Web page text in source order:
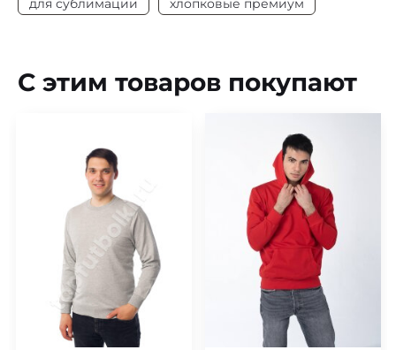
для сублимации хлопковые премиум
С этим товаров покупают